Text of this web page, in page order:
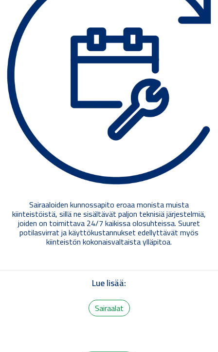
Sairaaloiden kunnossapito eroaa monista muista
kiinteistöistä, sillä ne sisältävät paljon teknisiä järjestelmiä,
joiden on toimittava 24/7 kaikissa olosuhteissa. Suuret
potilasvirrat ja käyttökustannukset edellyttävät myös
kiinteistön kokonaisvaltaista ylläpitoa.
Lue lisää:
Sairaalat